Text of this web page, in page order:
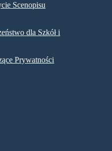
Scenopisu
dla Szkół i
Prywatności